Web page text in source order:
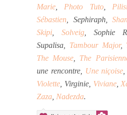
Marie
Photo Tuto,
Sébastien , Sephiraph,
Skipi
Solveig , Sophie
Supalisa, Tambour Major,
The Mouse
The
une rencontre, Une niçoise
Violette , Virginie, Viviane,
Zaza Nadezda.